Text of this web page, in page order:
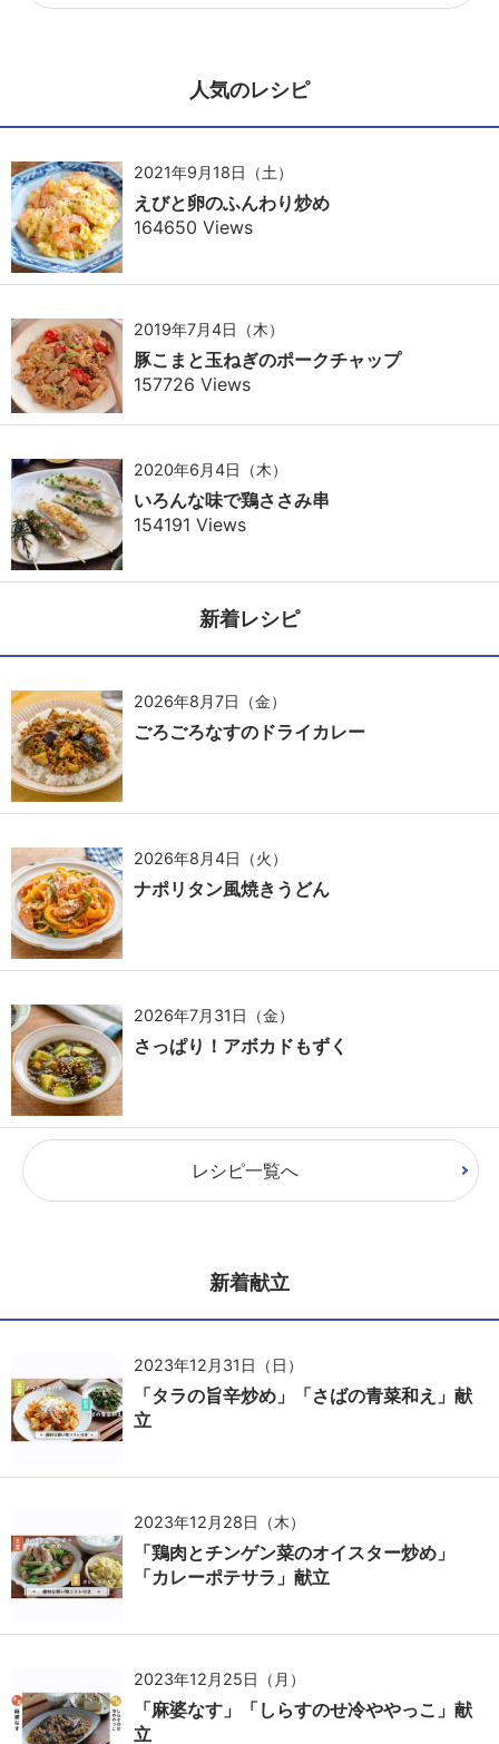
人気のレシピ
2021年9月18日（土）
えびと卵のふんわり炒め
164650 Views
2019年7月4日（木）
豚こまと玉ねぎのポークチャップ
157726 Views
2020年6月4日（木）
いろんな味で鶏ささみ串
154191 Views
新着レシピ
2026年8月7日（金）
ごろごろなすのドライカレー
2026年8月4日（火）
ナポリタン風焼きうどん
2026年7月31日（金）
さっぱり！アボカドもずく
レシピ一覧へ
新着献立
2023年12月31日（日）
「タラの旨辛炒め」「さばの青菜和え」献
立
2023年12月28日（木）
「鶏肉とチンゲン菜のオイスター炒め」
「カレーポテサラ」献立
2023年12月25日（月）
「麻婆なす」「しらすのせ冷ややっこ」献
立